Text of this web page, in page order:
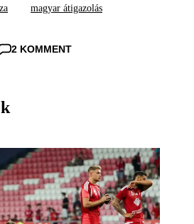
magyar átigazolás
2 KOMMENT